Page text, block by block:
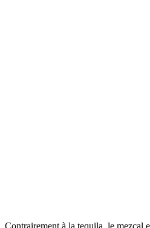
Contrairement à la tequila, le mezcal